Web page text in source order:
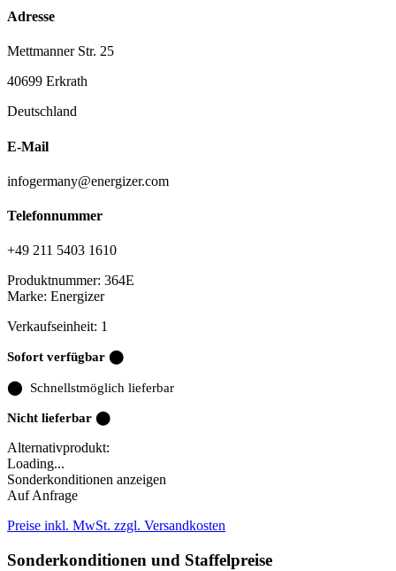
Adresse
Mettmanner Str. 25
40699 Erkrath
Deutschland
E-Mail
infogermany@energizer.com
Telefonnummer
+49 211 5403 1610
Produktnummer: 364E
Marke: Energizer
Verkaufseinheit: 1
Sofort verfügbar ⬤
⬤ Schnellstmöglich lieferbar
Nicht lieferbar ⬤
Alternativprodukt:
Loading...
Sonderkonditionen anzeigen
Auf Anfrage
Preise inkl. MwSt. zzgl. Versandkosten
Sonderkonditionen und Staffelpreise